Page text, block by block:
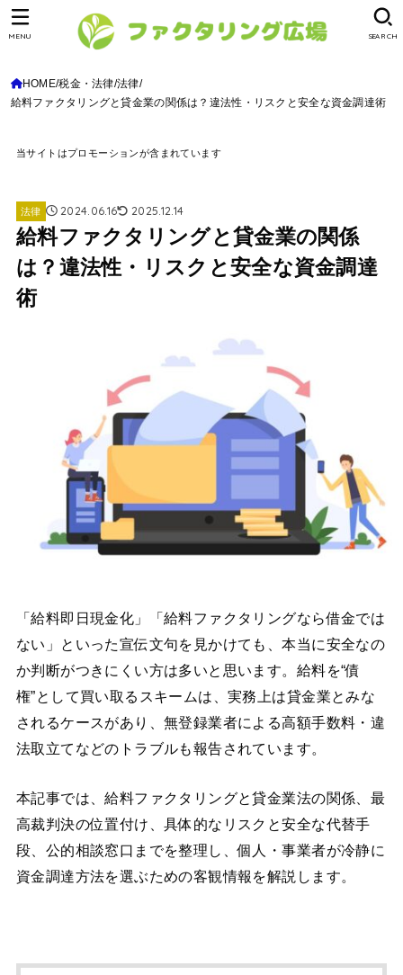
SEARCH
MENU
HOME 税金・法律 法律
給料ファクタリングと貸金業の関係は？違法性・リスクと安全な資金調達術
当サイトはプロモーションが含まれています
法律 2024.06.16 2025.12.14
給料ファクタリングと貸金業の関係
は？違法性・リスクと安全な資金調達
術
「給料即日現金化」「給料ファクタリングなら借金では
ない」といった宣伝文句を見かけても、本当に安全なの
か判断がつきにくい方は多いと思います。給料を“債
権”として買い取るスキームは、実務上は貸金業とみな
されるケースがあり、無登録業者による高額手数料・違
法取立てなどのトラブルも報告されています。
本記事では、給料ファクタリングと貸金業法の関係、最
高裁判決の位置付け、具体的なリスクと安全な代替手
段、公的相談窓口までを整理し、個人・事業者が冷静に
資金調達方法を選ぶための客観情報を解説します。